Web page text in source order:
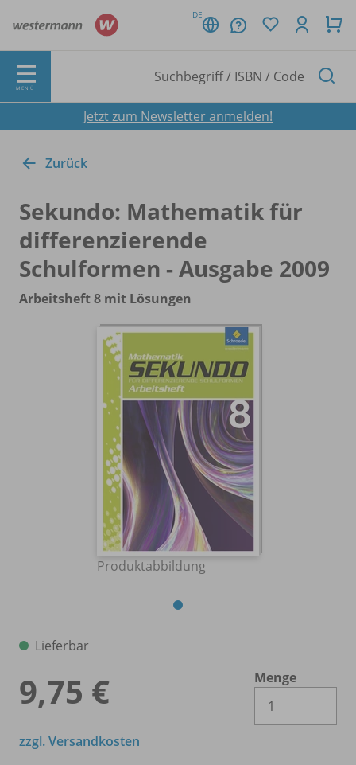
DE
MENÜ
Jetzt zum Newsletter anmelden!
Zurück
Sekundo: Mathematik für
differenzierende
Schulformen - Ausgabe 2009
Arbeitsheft 8 mit Lösungen
Produktabbildung
Lieferbar
9,75 €
Menge
zzgl. Versandkosten